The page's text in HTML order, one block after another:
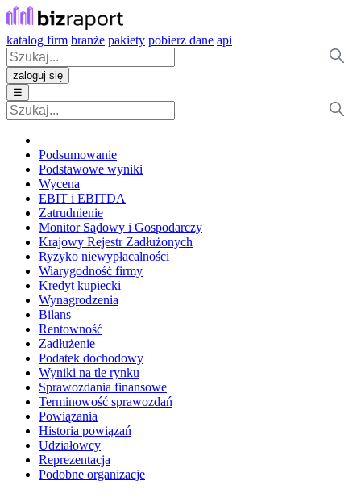
katalog firm branże pakiety pobierz dane api
zaloguj się
☰
Podsumowanie
Podstawowe wyniki
Wycena
EBIT i EBITDA
Zatrudnienie
Monitor Sądowy i Gospodarczy
Krajowy Rejestr Zadłużonych
Ryzyko niewypłacalności
Wiarygodność firmy
Kredyt kupiecki
Wynagrodzenia
Bilans
Rentowność
Zadłużenie
Podatek dochodowy
Wyniki na tle rynku
Sprawozdania finansowe
Terminowość sprawozdań
Powiązania
Historia powiązań
Udziałowcy
Reprezentacja
Podobne organizacje